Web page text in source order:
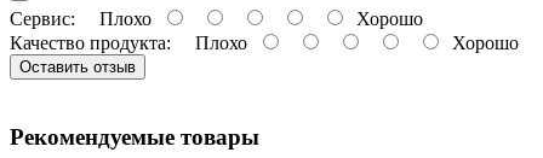
Сервис: Плохо
Хорошо
Качество продукта:
Плохо Хорошо
Оставить отзыв
Рекомендуемые товары